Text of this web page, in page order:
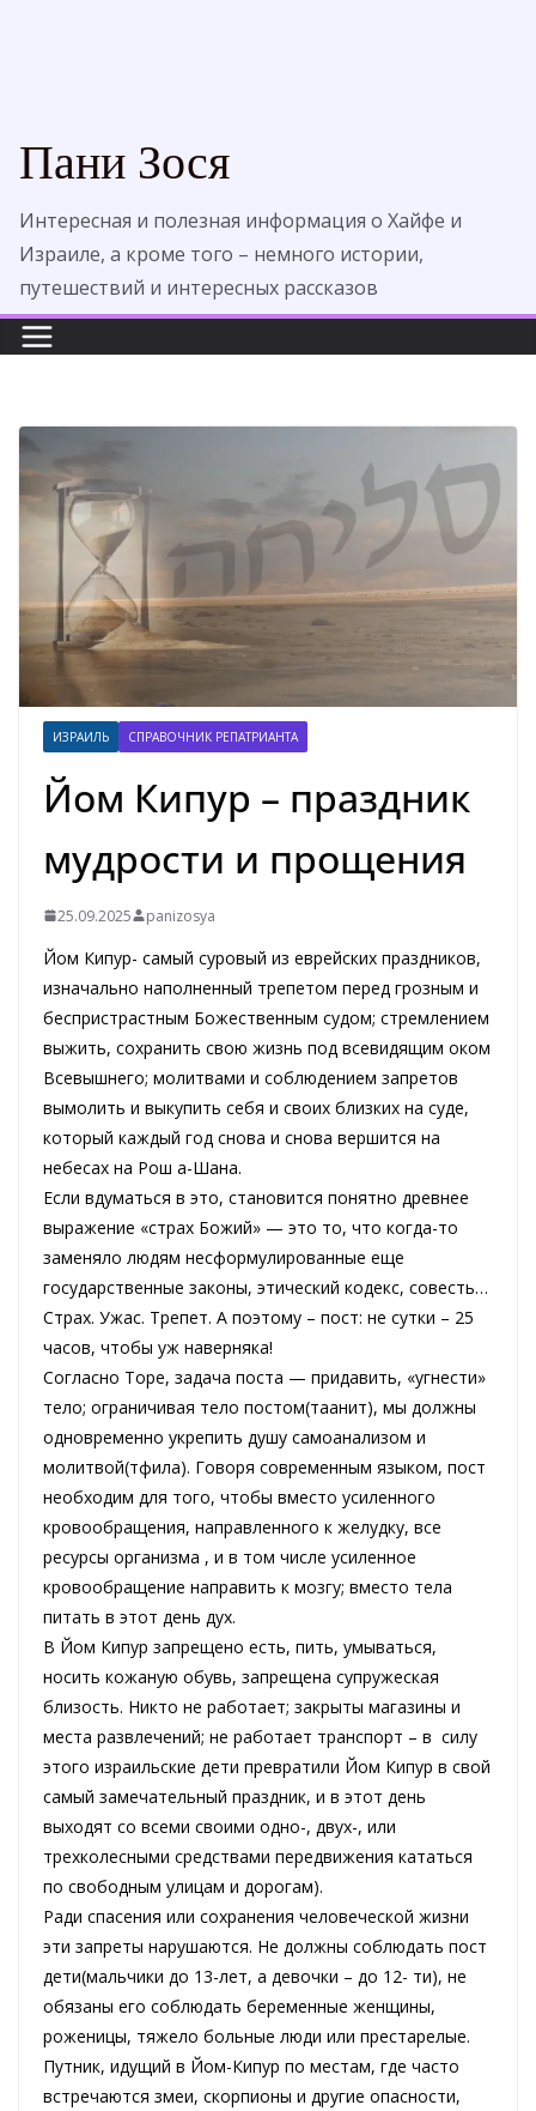
Пани Зося
Интересная и полезная информация о Хайфе и
Израиле, а кроме того – немного истории,
путешествий и интересных рассказов
ИЗРАИЛЬ СПРАВОЧНИК РЕПАТРИАНТА
Йом Кипур – праздник
мудрости и прощения
25.09.2025 panizosya
Йом Кипур- самый суровый из еврейских праздников,
изначально наполненный трепетом перед грозным и
беспристрастным Божественным судом; стремлением
выжить, сохранить свою жизнь под всевидящим оком
Всевышнего; молитвами и соблюдением запретов
вымолить и выкупить себя и своих близких на суде,
который каждый год снова и снова вершится на
небесах на Рош а-Шана.
Если вдуматься в это, становится понятно древнее
выражение «страх Божий» — это то, что когда-то
заменяло людям несформулированные еще
государственные законы, этический кодекс, совесть…
Страх. Ужас. Трепет. А поэтому – пост: не сутки – 25
часов, чтобы уж наверняка!
Согласно Торе, задача поста — придавить, «угнести»
тело; ограничивая тело постом(таанит), мы должны
одновременно укрепить душу самоанализом и
молитвой(тфила). Говоря современным языком, пост
необходим для того, чтобы вместо усиленного
кровообращения, направленного к желудку, все
ресурсы организма , и в том числе усиленное
кровообращение направить к мозгу; вместо тела
питать в этот день дух.
В Йом Кипур запрещено есть, пить, умываться,
носить кожаную обувь, запрещена супружеская
близость. Никто не работает; закрыты магазины и
места развлечений; не работает транспорт – в силу
этого израильские дети превратили Йом Кипур в свой
самый замечательный праздник, и в этот день
выходят со всеми своими одно-, двух-, или
трехколесными средствами передвижения кататься
по свободным улицам и дорогам).
Ради спасения или сохранения человеческой жизни
эти запреты нарушаются. Не должны соблюдать пост
дети(мальчики до 13-лет, а девочки – до 12- ти), не
обязаны его соблюдать беременные женщины,
роженицы, тяжело больные люди или престарелые.
Путник, идущий в Йом-Кипур по местам, где часто
встречаются змеи, скорпионы и другие опасности,